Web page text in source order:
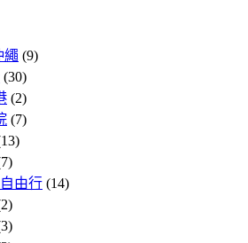
繩 (9)
(30)
(2)
(7)
由行 (14)